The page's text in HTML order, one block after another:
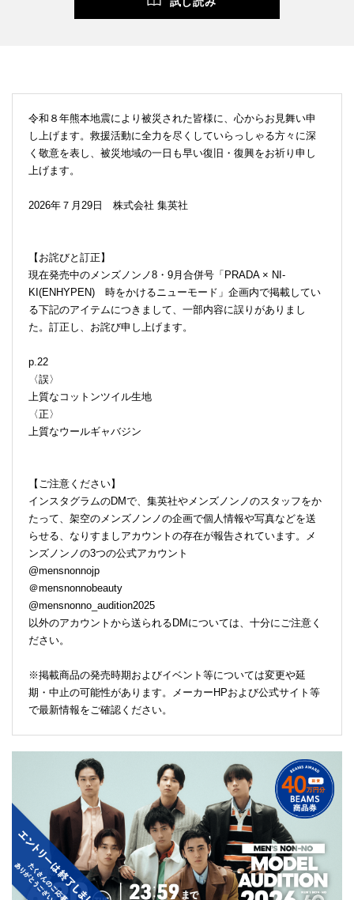
令和８年熊本地震により被災された皆様に、心からお見舞い申
し上げます。救援活動に全力を尽くしていらっしゃる方々に深
く敬意を表し、被災地域の一日も早い復旧・復興をお祈り申し
上げます。
2026年７月29日 株式会社 集英社
【お詫びと訂正】
現在発売中のメンズノンノ8・9月合併号「PRADA × NI-
KI(ENHYPEN) 時をかけるニューモード」企画内で掲載してい
る下記のアイテムにつきまして、一部内容に誤りがありまし
た。訂正し、お詫び申し上げます。
p.22
〈誤〉
上質なコットンツイル生地
〈正〉
上質なウールギャバジン
【ご注意ください】
インスタグラムのDMで、集英社やメンズノンノのスタッフをか
たって、架空のメンズノンノの企画で個人情報や写真などを送
らせる、なりすましアカウントの存在が報告されています。メ
ンズノンノの3つの公式アカウント
@mensnonnojp
＠mensnonnobeauty
@mensnonno_audition2025
以外のアカウントから送られるDMについては、十分にご注意く
ださい。
※掲載商品の発売時期およびイベント等については変更や延
期・中止の可能性があります。メーカーHPおよび公式サイト等
で最新情報をご確認ください。